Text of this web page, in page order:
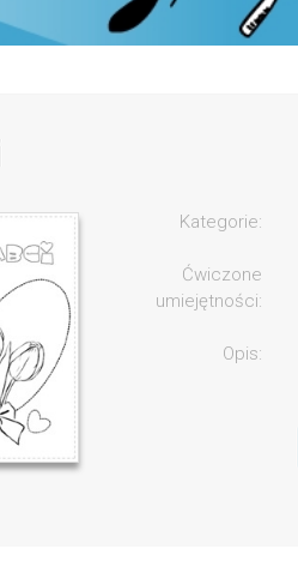
Kategorie:
Ćwiczone
umiejętności:
Opis: